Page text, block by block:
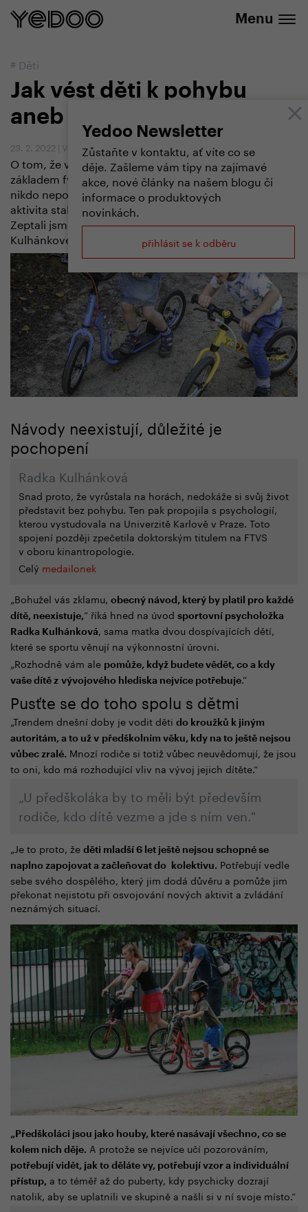
Menu
Yedoo Newsletter
Zůstaňte v kontaktu, ať víte co se
děje. Zašleme vám tipy na zajímavé
akce, nové články na našem blogu či
informace o produktových
novinkách.
přihlásit se k odběru
# Děti
Jak vést děti k pohybu
aneb Proč kroužky nestačí
23. 2. 2022 | Vendula Kosíková
O tom, že všestranný pohyb na čerstvém vzduchu je
základem fyzického zdraví i psychické pohody, dnes
nikdo nepochybuje. Jak ale docílit, aby se fyzická
aktivita stala nedílnou součástí životů našich dětí?
Zeptali jsme se sportovní a školní psycholožky Radky
Kulhánkové.
Návody neexistují, důležité je
pochopení
Radka Kulhánková
Snad proto, že vyrůstala na horách, nedokáže si svůj život
představit bez pohybu. Ten pak propojila s psychologií,
kterou vystudovala na Univerzitě Karlově v Praze. Toto
spojení později zpečetila doktorským titulem na FTVS
v oboru kinantropologie.
Celý medailonek
„Bohužel vás zklamu, obecný návod, který by platil pro každé
dítě, neexistuje,“ říká hned na úvod sportovní psycholožka
Radka Kulhánková, sama matka dvou dospívajících dětí,
které se sportu věnují na výkonnostní úrovni.
„Rozhodně vám ale pomůže, když budete vědět, co a kdy
vaše dítě z vývojového hlediska nejvíce potřebuje.“
Pusťte se do toho spolu s dětmi
„Trendem dnešní doby je vodit děti do kroužků k jiným
autoritám, a to už v předškolním věku, kdy na to ještě nejsou
vůbec zralé. Mnozí rodiče si totiž vůbec neuvědomují, že jsou
to oni, kdo má rozhodující vliv na vývoj jejich dítěte.“
U předškoláka by to měli být především
rodiče, kdo dítě vezme a jde s ním ven."
„Je to proto, že děti mladší 6 let ještě nejsou schopné se
naplno zapojovat a začleňovat do kolektivu. Potřebují vedle
sebe svého dospělého, který jim dodá důvěru a pomůže jim
překonat nejistotu při osvojování nových aktivit a zvládání
neznámých situací.
„ Předškoláci jsou jako houby, které nasávají všechno, co se
kolem nich děje. A protože se nejvíce učí pozorováním,
potřebují vidět, jak to děláte vy, potřebují vzor a individuální
přístup, a to téměř až do puberty, kdy psychicky dozrají
natolik, aby se uplatnili ve skupině a našli si v ní svoje místo.“